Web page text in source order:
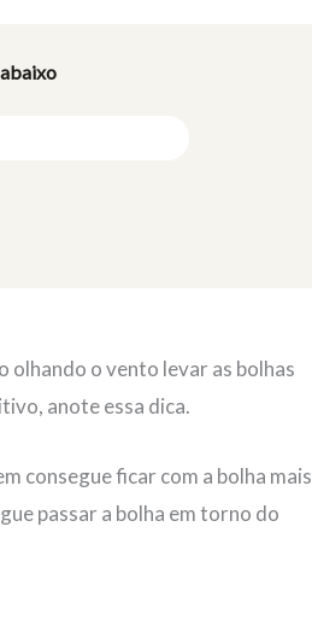
olhando o vento levar as bolhas
anote essa dica.
consegue ficar com a bolha mais
passar a bolha em torno do